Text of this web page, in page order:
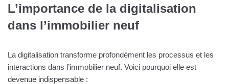
L’importance de la digitalisation
dans l’immobilier neuf
La digitalisation transforme profondément les processus et les
interactions dans l’immobilier neuf. Voici pourquoi elle est
devenue indispensable :